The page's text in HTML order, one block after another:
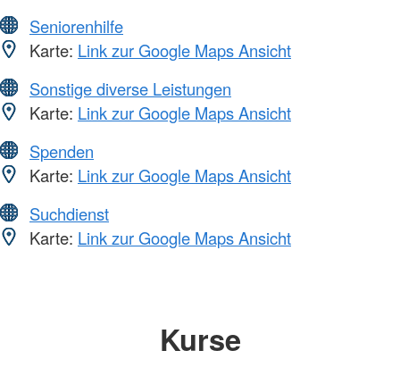
Seniorenhilfe
Karte: Link zur Google Maps Ansicht
Sonstige diverse Leistungen
Karte: Link zur Google Maps Ansicht
Spenden
Karte: Link zur Google Maps Ansicht
Suchdienst
Karte: Link zur Google Maps Ansicht
Kurse